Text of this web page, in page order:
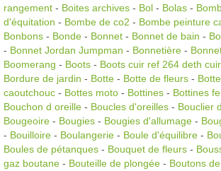
rangement - Boites archives - Bol - Bolas -
d'équitation - Bombe de co2 - Bombe peinture
Bonbons - Bonde - Bonnet - Bonnet de bain -
- Bonnet Jordan Jumpman - Bonnetière -
Boomerang - Boots - Boots cuir ref 264 deth
Bordure de jardin - Botte - Botte de fleurs -
caoutchouc - Bottes moto - Bottines - Bottines
Bouchon d oreille - Boucles d'oreilles - Bouclier
Bougeoire - Bougies - Bougies d'allumage -
- Bouilloire - Boulangerie - Boule d'équilibre -
Boules de pétanques - Bouquet de fleurs -
gaz boutane - Bouteille de plongée - Boutons